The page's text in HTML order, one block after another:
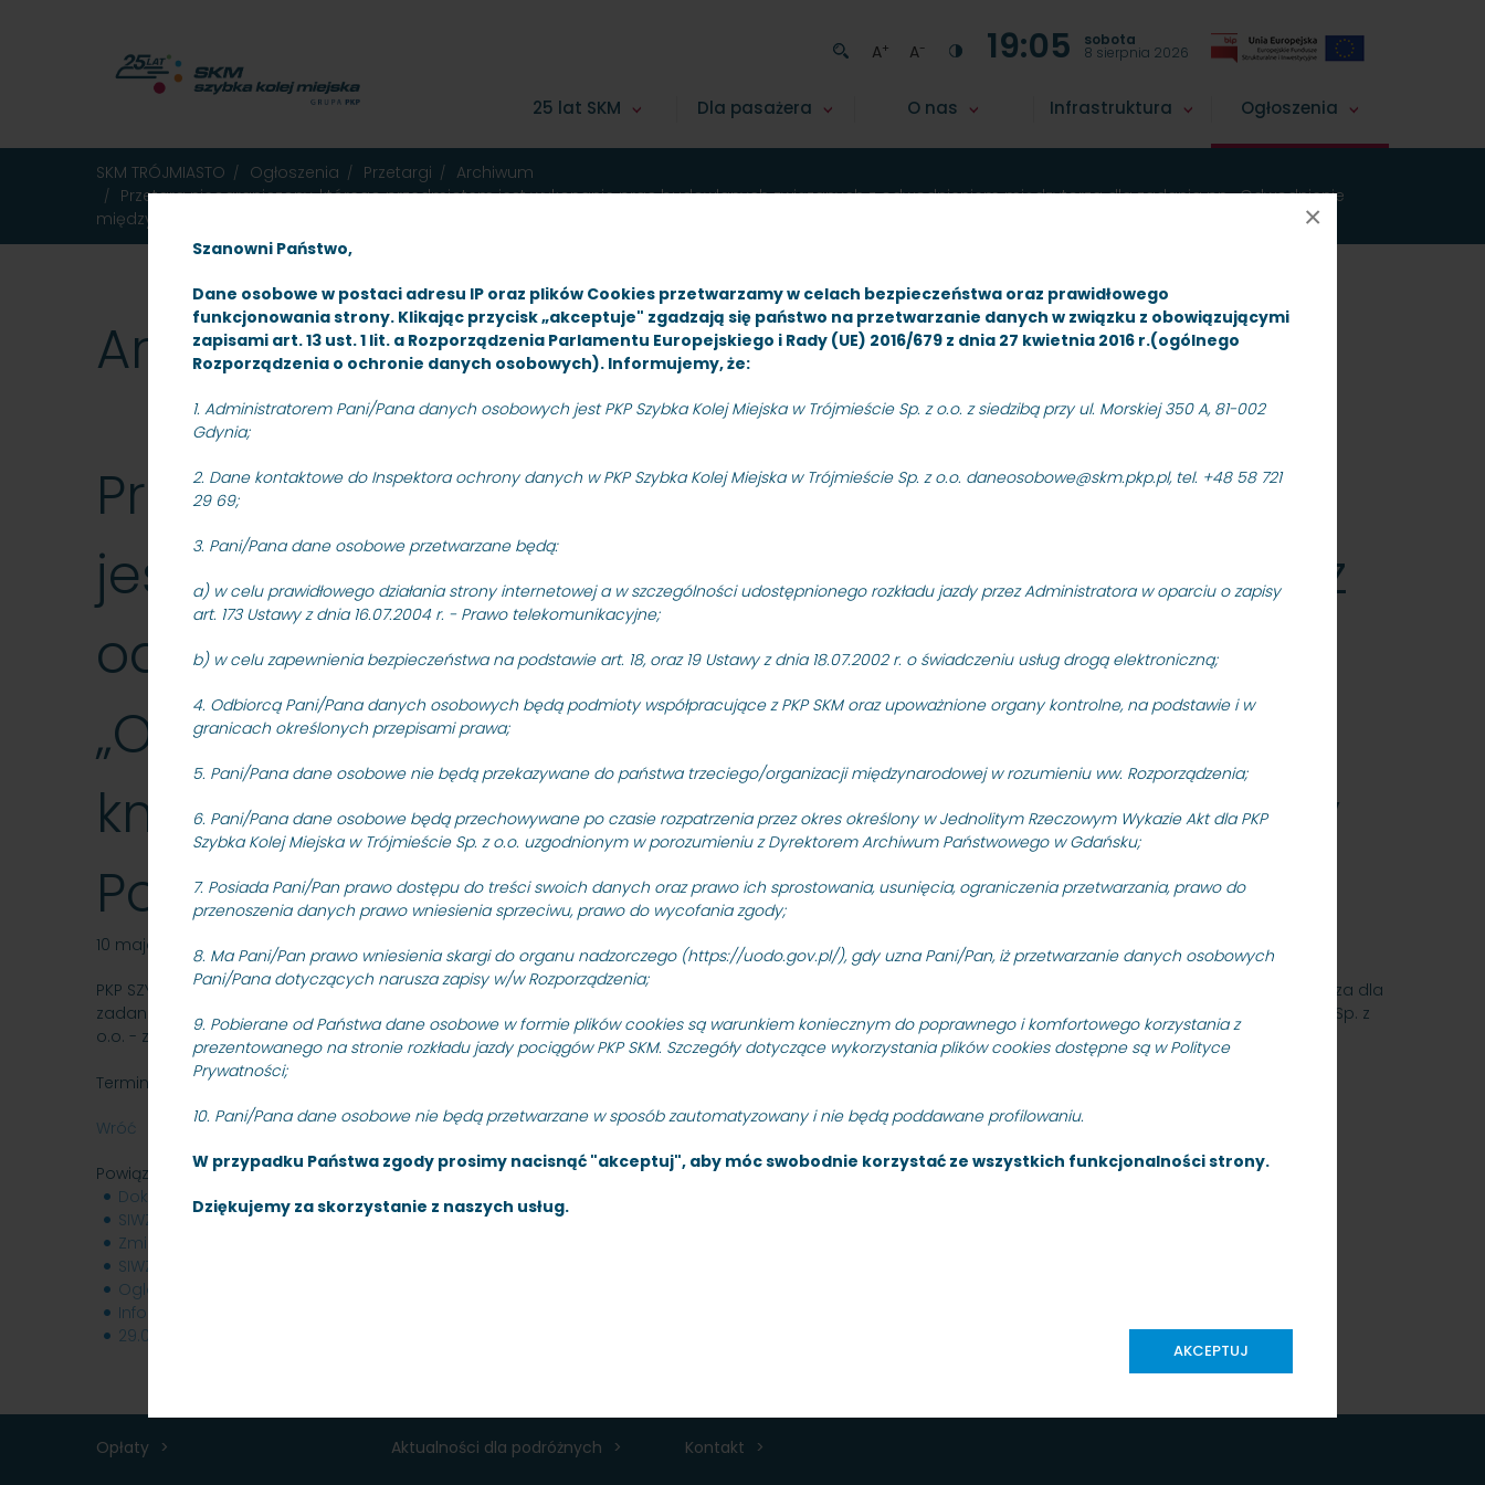
Szanowni Państwo,
Dane osobowe w postaci adresu IP oraz plików Cookies przetwarzamy w celach bezpieczeństwa oraz prawidłowego
funkcjonowania strony. Klikając przycisk „akceptuje" zgadzają się państwo na przetwarzanie danych w związku z obowiązującymi
zapisami art. 13 ust. 1 lit. a Rozporządzenia Parlamentu Europejskiego i Rady (UE) 2016/679 z dnia 27 kwietnia 2016 r.(ogólnego
Rozporządzenia o ochronie danych osobowych). Informujemy, że:
1. Administratorem Pani/Pana danych osobowych jest PKP Szybka Kolej Miejska w Trójmieście Sp. z o.o. z siedzibą przy ul. Morskiej 350 A, 81-002
Gdynia;
2. Dane kontaktowe do Inspektora ochrony danych w PKP Szybka Kolej Miejska w Trójmieście Sp. z o.o. daneosobowe@skm.pkp.pl, tel. +48 58 721
29 69;
3. Pani/Pana dane osobowe przetwarzane będą:
a) w celu prawidłowego działania strony internetowej a w szczególności udostępnionego rozkładu jazdy przez Administratora w oparciu o zapisy
art. 173 Ustawy z dnia 16.07.2004 r. - Prawo telekomunikacyjne;
b) w celu zapewnienia bezpieczeństwa na podstawie art. 18, oraz 19 Ustawy z dnia 18.07.2002 r. o świadczeniu usług drogą elektroniczną;
4. Odbiorcą Pani/Pana danych osobowych będą podmioty współpracujące z PKP SKM oraz upoważnione organy kontrolne, na podstawie i w
granicach określonych przepisami prawa;
5. Pani/Pana dane osobowe nie będą przekazywane do państwa trzeciego/organizacji międzynarodowej w rozumieniu ww. Rozporządzenia;
6. Pani/Pana dane osobowe będą przechowywane po czasie rozpatrzenia przez okres określony w Jednolitym Rzeczowym Wykazie Akt dla PKP
Szybka Kolej Miejska w Trójmieście Sp. z o.o. uzgodnionym w porozumieniu z Dyrektorem Archiwum Państwowego w Gdańsku;
7. Posiada Pani/Pan prawo dostępu do treści swoich danych oraz prawo ich sprostowania, usunięcia, ograniczenia przetwarzania, prawo do
przenoszenia danych prawo wniesienia sprzeciwu, prawo do wycofania zgody;
8. Ma Pani/Pan prawo wniesienia skargi do organu nadzorczego (https://uodo.gov.pl/), gdy uzna Pani/Pan, iż przetwarzanie danych osobowych
Pani/Pana dotyczących narusza zapisy w/w Rozporządzenia;
9. Pobierane od Państwa dane osobowe w formie plików cookies są warunkiem koniecznym do poprawnego i komfortowego korzystania z
prezentowanego na stronie rozkładu jazdy pociągów PKP SKM. Szczegóły dotyczące wykorzystania plików cookies dostępne są w Polityce
Prywatności;
10. Pani/Pana dane osobowe nie będą przetwarzane w sposób zautomatyzowany i nie będą poddawane profilowaniu.
W przypadku Państwa zgody prosimy nacisnąć "akceptuj", aby móc swobodnie korzystać ze wszystkich funkcjonalności strony.
Dziękujemy za skorzystanie z naszych usług.
AKCEPTUJ
×
DOSTĘPNOŚCI
A+ A- 19:05 sobota
8 sierpnia 2026
25 lat SKM Dla pasażera O nas Infrastruktura Ogłoszenia
SKM TRÓJMIASTO Ogłoszenia Przetargi
Archiwum
Przetarg nieograniczony, którego przedmiotem jest wykonanie prac budowlanych związanych z odwodnieniem międzytorza dla zadania pn. „Odwodnienie
międzytorza torów nr 501 i 502 w km 13.250 – 13.395” (przystanek Sopot Kamienny Potok) dla PKP Szybka Kolej Mie
Archiwum
Przetarg nieograniczony, którego przedmiotem
jest wykonanie prac budowlanych związanych z
odwodnieniem międzytorza dla zadania pn.
„Odwodnienie międzytorza torów nr 501 i 502 w
km 13.250 – 13.395” (przystanek Sopot Kamienny
Potok) dla PKP Szybka Kolej Mie
10 maja 2021
PKP SZYBKA KOLEJ MIEJSKA W TRÓJMIEŚCIE Sp. z o.o. ogłasza przetarg nieograniczony na wykonanie prac budowlanych związanych z odwodnieniem międzytorza dla
zadania pn. „Odwodnienie międzytorza torów nr 501 i 502 w km 13.250 – 13.395” (przystanek Sopot Kamienny Potok) dla PKP Szybka Kolej Miejska w Trójmieście Sp. z
o.o. - znak: SKMMU.086.14.21.
Termin składania ofert: 23.06.2021 r. godz. 10:00.
Wróć
Powiązane pliki
Dokumentacja_przetargowa_10.05.2021_r..zip
21 MB
SIWZ_MODYFIKACJA_18.05.2021_r.-sig-sig.pdf
869 KB
Zmiana_terminu_18.05.2021_r.-sig-sig.pdf
SIWZ_MODYFIKACJA_01.06.2021_r..pdf
Ogloszenie_01.06.2021_r..pdf
Informacja_z_otwarcia_ofert_23.06.2021_r..doc
29.06.2021-wybor__Sopot.pdf
Opłaty Aktualności dla podróżnych Kontakt